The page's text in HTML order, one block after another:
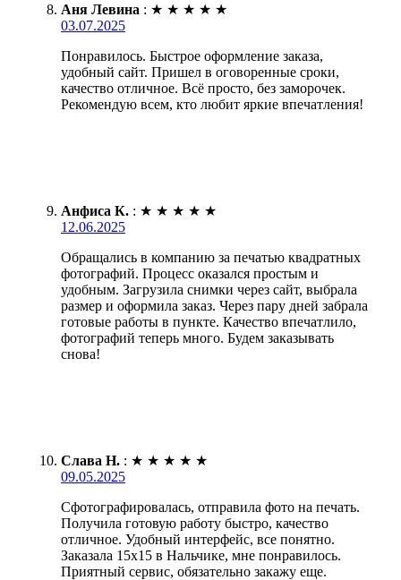
Аня Левина : ★ ★ ★ ★ ★
03.07.2025
Понравилось. Быстрое оформление заказа,
удобный сайт. Пришел в оговоренные сроки,
качество отличное. Всё просто, без заморочек.
Рекомендую всем, кто любит яркие впечатления!
Анфиса К. : ★ ★ ★ ★ ★
12.06.2025
Обращались в компанию за печатью квадратных
фотографий. Процесс оказался простым и
удобным. Загрузила снимки через сайт, выбрала
размер и оформила заказ. Через пару дней забрала
готовые работы в пункте. Качество впечатлило,
фотографий теперь много. Будем заказывать
снова!
Слава Н. : ★ ★ ★ ★ ★
09.05.2025
Сфотографировалась, отправила фото на печать.
Получила готовую работу быстро, качество
отличное. Удобный интерфейс, все понятно.
Заказала 15х15 в Нальчике, мне понравилось.
Приятный сервис, обязательно закажу еще.